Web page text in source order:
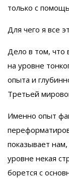
только с
Для чего я все
Дело в том, что
на уровне
опыта и
Третьей
Именно опыт
показывает
уровне некая
борется с